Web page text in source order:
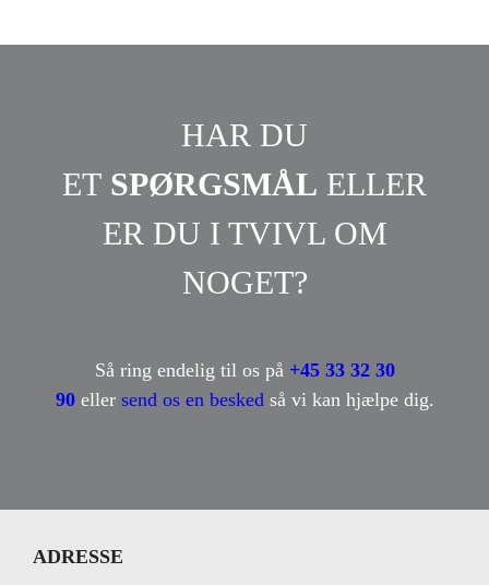
HAR DU
ET SPØRGSMÅL ELLER
ER DU I TVIVL OM
NOGET?
Så ring endelig til os på +45 33 32 30
90eller send os en beskedså vi kan hjælpe dig.
ADRESSE